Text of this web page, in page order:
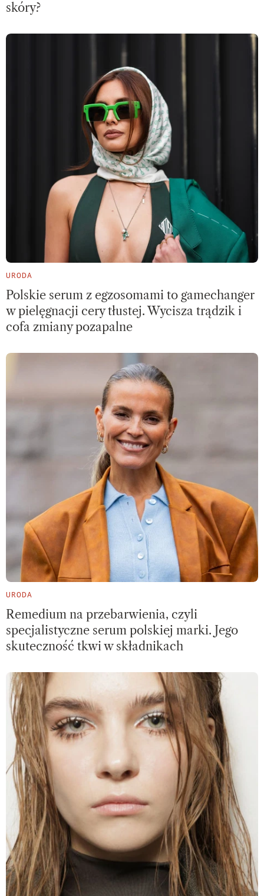
skóry?
URODA
Polskie serum z egzosomami to gamechanger
w pielęgnacji cery tłustej. Wycisza trądzik i
cofa zmiany pozapalne
URODA
Remedium na przebarwienia, czyli
specjalistyczne serum polskiej marki. Jego
skuteczność tkwi w składnikach